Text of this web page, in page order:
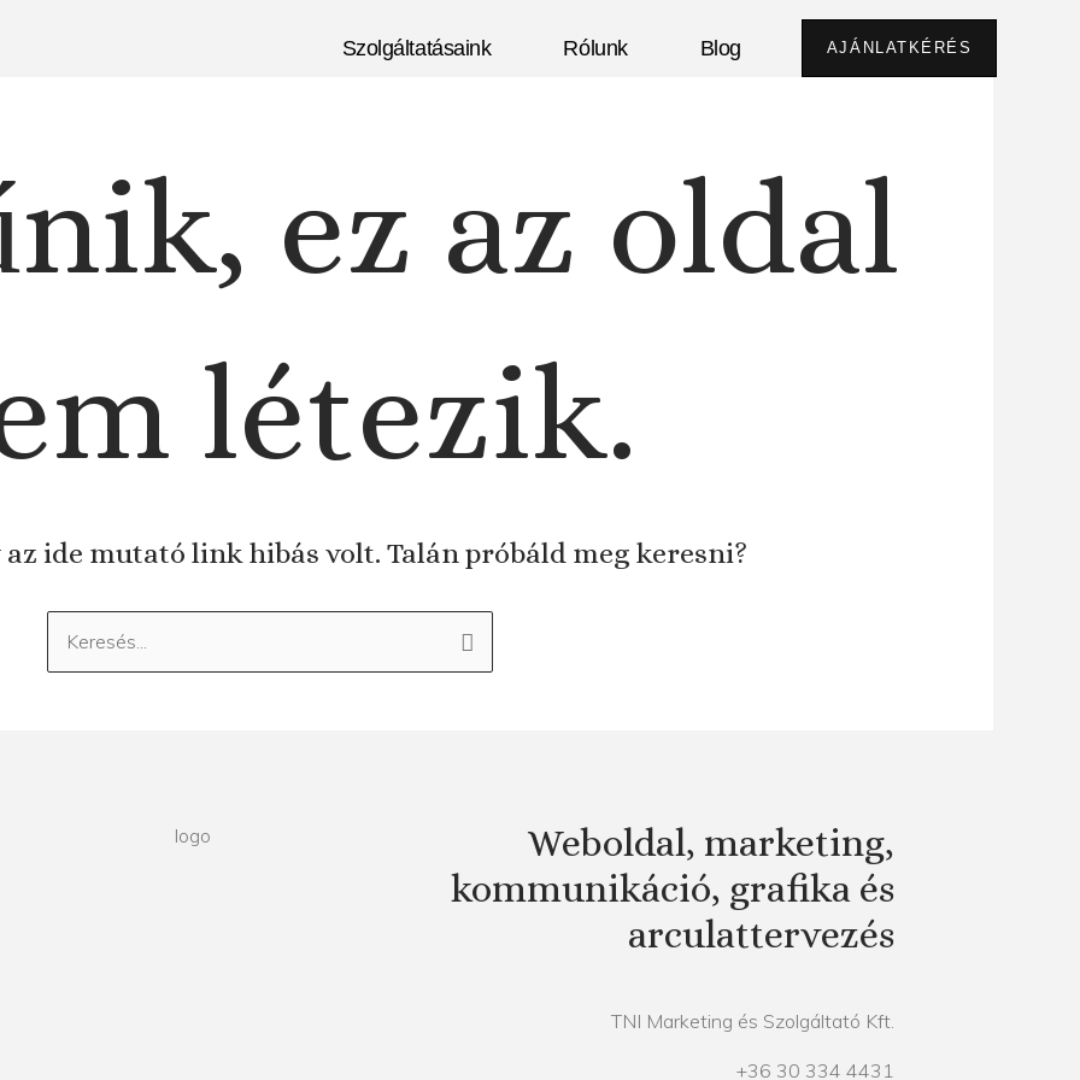
Szolgáltatásaink Rólunk Blog AJÁNLATKÉRÉS
ez az oldal
létezik.
ide mutató link hibás volt. Talán próbáld meg keresni?
Keresés:
Weboldal, marketing,
kommunikáció, grafika és
arculattervezés
TNI Marketing és Szolgáltató Kft.
+36 30 334 4431